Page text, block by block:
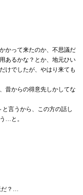
かって来たのか、不思議だ
あるかな？とか、地元ひい
けでしたが、やはり来ても
昔からの得意先しかしてな
言うから、この方の話し
…と。
だ？…